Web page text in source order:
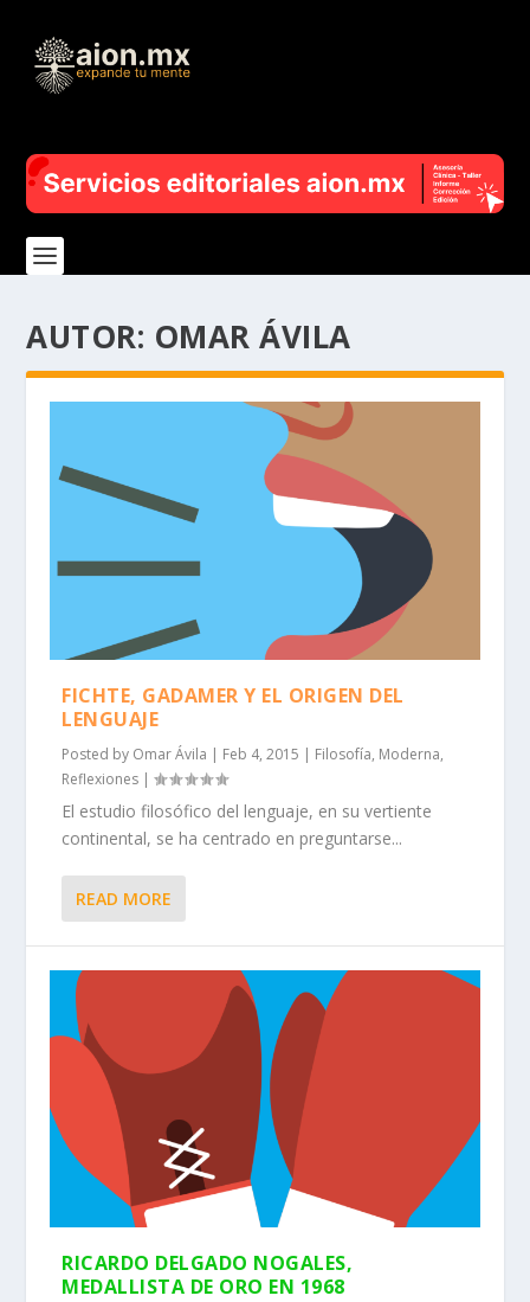
AUTOR: OMAR ÁVILA
FICHTE, GADAMER Y EL ORIGEN DEL
LENGUAJE
Posted by Omar Ávila | Feb 4, 2015 | Filosofía, Moderna,
Reflexiones |
El estudio filosófico del lenguaje, en su vertiente
continental, se ha centrado en preguntarse...
READ MORE
RICARDO DELGADO NOGALES,
MEDALLISTA DE ORO EN 1968